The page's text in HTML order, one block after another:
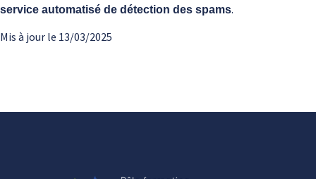
service automatisé de détection des spams.
Mis à jour le 13/03/2025